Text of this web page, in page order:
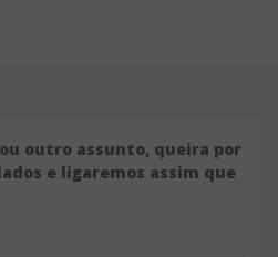
outro assunto, queira por
e ligaremos assim que